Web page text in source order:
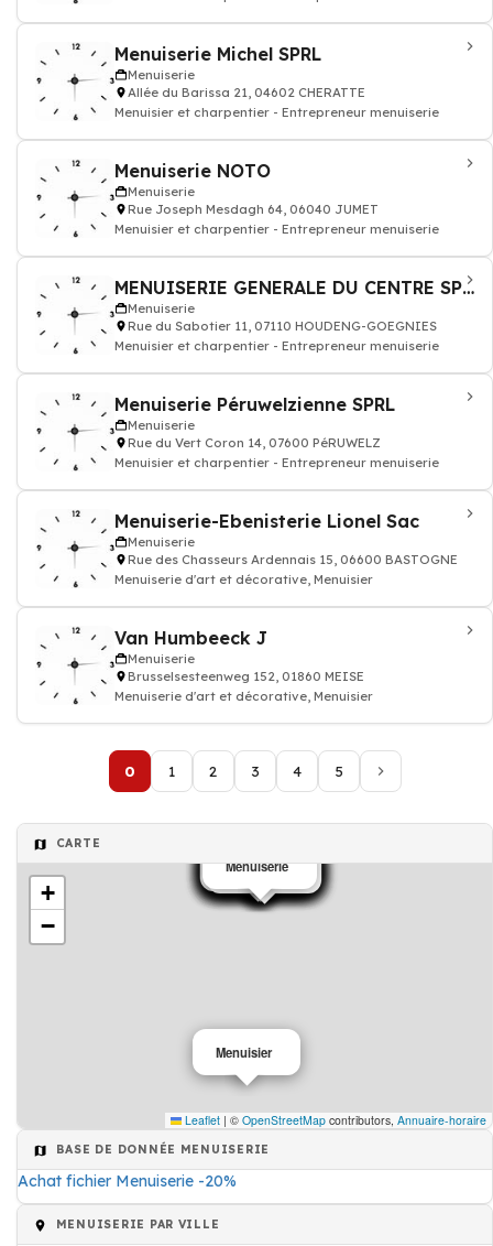
Menuiserie Michel SPRL
Menuiserie
Allée du Barissa 21, 04602 CHERATTE
Menuisier et charpentier - Entrepreneur menuiserie
Menuiserie NOTO
Menuiserie
Rue Joseph Mesdagh 64, 06040 JUMET
Menuisier et charpentier - Entrepreneur menuiserie
MENUISERIE GENERALE DU CENTRE SPRL
Menuiserie
Rue du Sabotier 11, 07110 HOUDENG-GOEGNIES
Menuisier et charpentier - Entrepreneur menuiserie
Menuiserie Péruwelzienne SPRL
Menuiserie
Rue du Vert Coron 14, 07600 PéRUWELZ
Menuisier et charpentier - Entrepreneur menuiserie
Menuiserie-Ebenisterie Lionel Sac
Menuiserie
Rue des Chasseurs Ardennais 15, 06600 BASTOGNE
Menuiserie d'art et décorative, Menuisier
Van Humbeeck J
Menuiserie
Brusselsesteenweg 152, 01860 MEISE
Menuiserie d'art et décorative, Menuisier
0 1 2 3 4 5
CARTE
Menuiserie
Menuisier
Menuiserie
Menuiserie
Menuiserie
Menuiserie
Menuiserie
Menuiserie
Menuiserie
Menuiserie
Menuiserie
Menuiserie
Menuiserie
Menuiserie
Menuiserie
Menuiserie
Menuiserie
Menuiserie
Menuiserie
Menuiserie
+
−
Leaflet | © OpenStreetMap contributors, Annuaire-horaire
BASE DE DONNÉE MENUISERIE
Achat fichier Menuiserie -20%
MENUISERIE PAR VILLE